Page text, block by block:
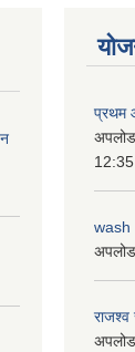
प्रथम
12:35
wash
राजश्व